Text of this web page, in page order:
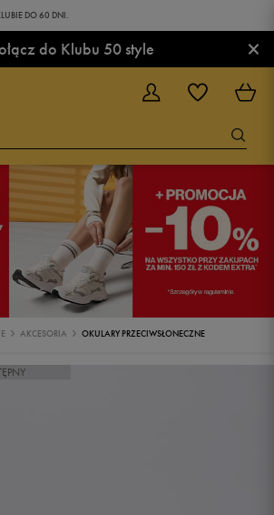
DO 60 DNI.
do Klubu 50 style ×
AKCESORIA OKULARY PRZECIWSŁONECZNE